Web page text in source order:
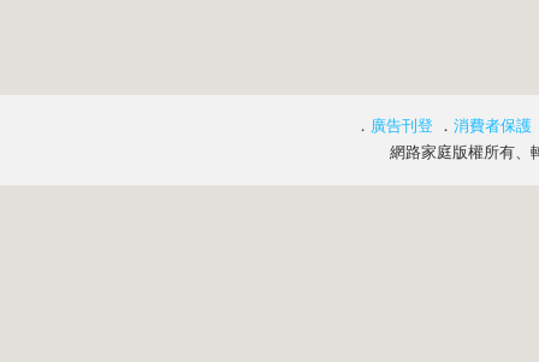
． 廣告刊登 ． 消費者保護
網路家庭版權所有、